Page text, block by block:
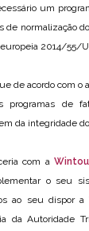
um
de normalização
2014/55/
de acordo com o
programas de
da integridade
com a
o seu
ao seu dispor
da Autoridade